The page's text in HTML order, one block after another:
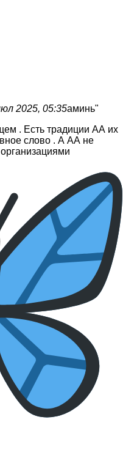
2025, 05:35аминь"
. Есть традиции АА их
слово . А АА не